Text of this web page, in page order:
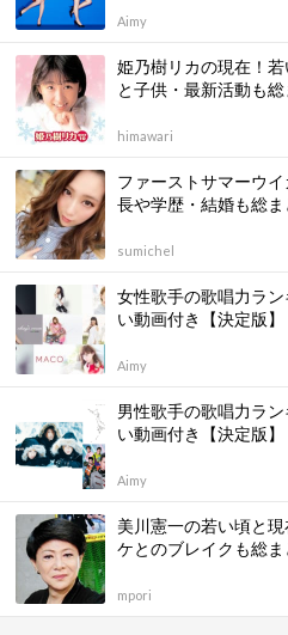
Aimy
姫乃樹リカの現在！
と子供・最新活動も
himawari
ファーストサマーウ
長や学歴・結婚も総ま
sumichel
女性歌手の歌唱力ラ
い動画付き【決定版】
Aimy
男性歌手の歌唱力ラ
い動画付き【決定版】
Aimy
美川憲一の若い頃と
ケとのブレイクも総ま
mpori